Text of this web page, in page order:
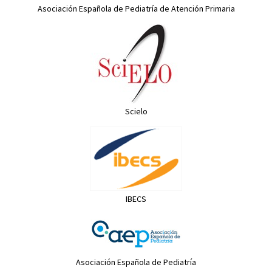
Asociación Española de Pediatría de Atención Primaria
Scielo
IBECS
Asociación Española de Pediatría